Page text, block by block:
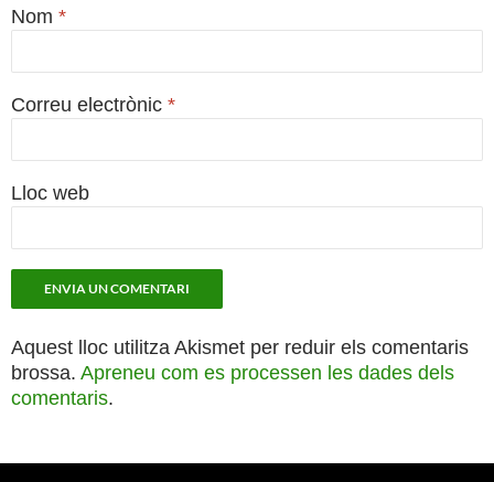
Nom *
Correu electrònic *
Lloc web
Aquest lloc utilitza Akismet per reduir els comentaris
brossa. Apreneu com es processen les dades dels
comentaris.